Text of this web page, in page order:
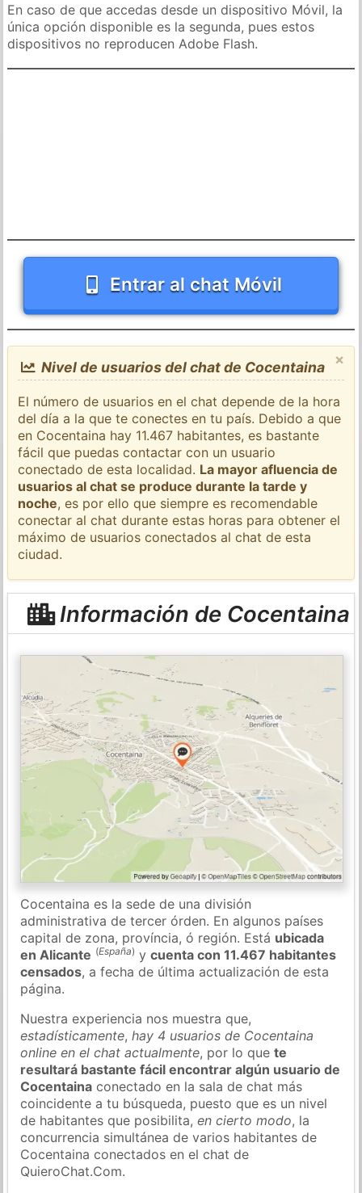
En caso de que accedas desde un dispositivo Móvil, la
única opción disponible es la segunda, pues estos
dispositivos no reproducen Adobe Flash.
Entrar al chat Móvil
×
Nivel de usuarios del chat de Cocentaina
El número de usuarios en el chat depende de la hora
del día a la que te conectes en tu país. Debido a que
en Cocentaina hay 11.467 habitantes, es bastante
fácil que puedas contactar con un usuario
conectado de esta localidad. La mayor afluencia de
usuarios al chat se produce durante la tarde y
noche, es por ello que siempre es recomendable
conectar al chat durante estas horas para obtener el
máximo de usuarios conectados al chat de esta
ciudad.
Información de Cocentaina
Cocentaina es la sede de una división
administrativa de tercer órden. En algunos países
capital de zona, província, ó región. Está ubicada
en Alicante (España) ycuenta con 11.467 habitantes
censados, a fecha de última actualización de esta
página.
Nuestra experiencia nos muestra que,
estadísticamente,hay 4 usuarios de Cocentaina
online en el chat actualmente, por lo quete
resultará bastante fácil encontrar algún usuario de
Cocentaina conectado en la sala de chat más
coincidente a tu búsqueda, puesto que es un nivel
de habitantes que posibilita,en cierto modo, la
concurrencia simultánea de varios habitantes de
Cocentaina conectados en el chat de
QuieroChat.Com.